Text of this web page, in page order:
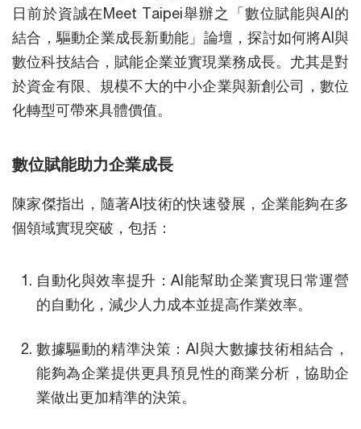
日前於資誠在Meet Taipei舉辦之「數位賦能與AI的
結合，驅動企業成長新動能」論壇，探討如何將AI與
數位科技結合，賦能企業並實現業務成長。尤其是對
於資金有限、規模不大的中小企業與新創公司，數位
化轉型可帶來具體價值。
數位賦能助力企業成長
陳家傑指出，隨著AI技術的快速發展，企業能夠在多
個領域實現突破，包括：
自動化與效率提升：AI能幫助企業實現日常運營
的自動化，減少人力成本並提高作業效率。
數據驅動的精準決策：AI與大數據技術相結合，
能夠為企業提供更具預見性的商業分析，協助企
業做出更加精準的決策。